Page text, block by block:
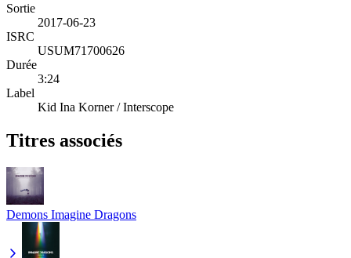
Sortie
2017-06-23
ISRC
USUM71700626
Durée
3:24
Label
Kid Ina Korner / Interscope
Titres associés
Demons Imagine Dragons